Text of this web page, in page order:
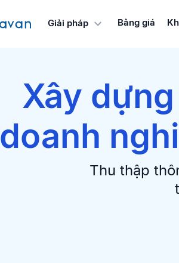
Giải pháp Bảng giá
Xây
doanh
Thu thập